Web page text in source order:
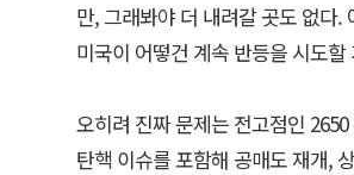
만, 그래봐야 더 내려갈 곳도 없다.
미국이 어떻건 계속 반등을 시도
오히려 진짜 문제는 전고점인
탄핵 이슈를 포함해 공매도 재개,